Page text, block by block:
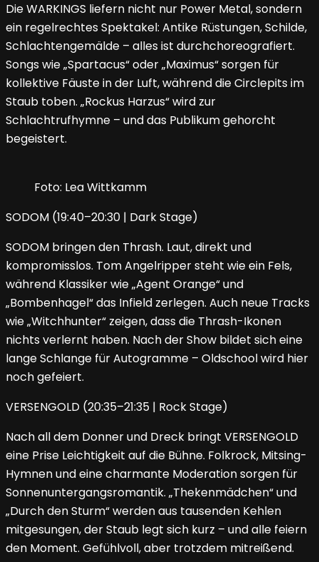
Die WARKINGS liefern nicht nur Power Metal, sondern
ein regelrechtes Spektakel: Antike Rüstungen, Schilde,
Schlachtengemälde – alles ist durchchoreografiert.
Songs wie „Spartacus“ oder „Maximus“ sorgen für
kollektive Fäuste in der Luft, während die Circlepits im
Staub toben. „Rockus Harzus“ wird zur
Schlachtrufhymne – und das Publikum gehorcht
begeistert.
Foto: Lea Wittkamm
SODOM (19:40–20:30 | Dark Stage)
SODOM bringen den Thrash. Laut, direkt und
kompromisslos. Tom Angelripper steht wie ein Fels,
während Klassiker wie „Agent Orange“ und
„Bombenhagel“ das Infield zerlegen. Auch neue Tracks
wie „Witchhunter“ zeigen, dass die Thrash-Ikonen
nichts verlernt haben. Nach der Show bildet sich eine
lange Schlange für Autogramme – Oldschool wird hier
noch gefeiert.
VERSENGOLD (20:35–21:35 | Rock Stage)
Nach all dem Donner und Dreck bringt VERSENGOLD
eine Prise Leichtigkeit auf die Bühne. Folkrock, Mitsing-
Hymnen und eine charmante Moderation sorgen für
Sonnenuntergangsromantik. „Thekenmädchen“ und
„Durch den Sturm“ werden aus tausenden Kehlen
mitgesungen, der Staub legt sich kurz – und alle feiern
den Moment. Gefühlvoll, aber trotzdem mitreißend.